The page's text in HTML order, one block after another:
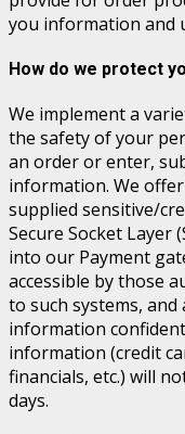
you information and
How do we protect
We implement a
the safety of your
an order or enter,
information. We
supplied sensitive/
Secure Socket Layer
into our Payment
accessible by those
to such systems,
information
information (credit
financials, etc.) will
days.